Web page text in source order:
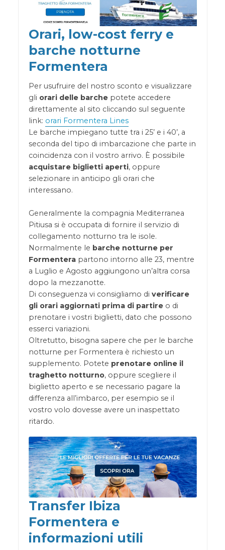
Orari, low-cost ferry e
barche notturne
Formentera
Per usufruire del nostro sconto e visualizzare
gli orari delle barchepotete accedere
direttamente al sito cliccando sul seguente
link: orari Formentera Lines
Le barche impiegano tutte tra i 25’ e i 40’, a
seconda del tipo di imbarcazione che parte in
coincidenza con il vostro arrivo. È possibile
acquistare biglietti aperti, oppure
selezionare in anticipo gli orari che
interessano.
Generalmente la compagnia Mediterranea
Pitiusa si è occupata di fornire il servizio di
collegamento notturno tra le isole.
Normalmente le barche notturne per
Formenterapartono intorno alle 23, mentre
a Luglio e Agosto aggiungono un’altra corsa
dopo la mezzanotte.
Di conseguenza vi consigliamo di verificare
gli orari aggiornati prima di partireo di
prenotare i vostri biglietti, dato che possono
esserci variazioni.
Oltretutto, bisogna sapere che per le barche
notturne per Formentera è richiesto un
supplemento. Potete prenotare online il
traghetto notturno, oppure scegliere il
biglietto aperto e se necessario pagare la
differenza all’imbarco, per esempio se il
vostro volo dovesse avere un inaspettato
ritardo.
Transfer Ibiza
Formentera e
informazioni utili